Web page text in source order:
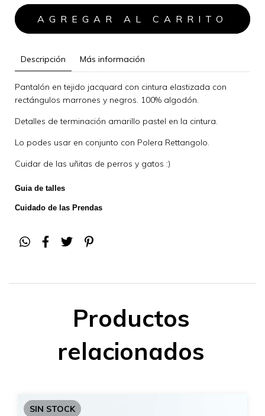
Descripción Más información
Pantalón en tejido jacquard con cintura elastizada con
rectángulos marrones y negros. 100% algodón.
Detalles de terminación amarillo pastel en la cintura.
Lo podes usar en conjunto con Polera Rettangolo.
Cuidar de las uñitas de perros y gatos :)
Guia de talles
Cuidado de las Prendas
Productos
relacionados
SIN STOCK